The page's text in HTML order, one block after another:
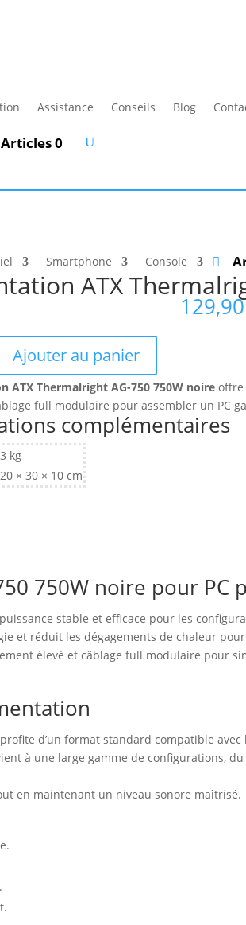
Assistance Conseils Blog
Articles 0
Smartphone Console
ATX
Ajouter au panier
ATX Thermalright AG-750 750W noire offre
full modulaire pour assembler un PC
complémentaires
3 kg
20 × 30 × 10 cm
750W noire pour PC
stable et efficace pour les
et réduit les dégagements de chaleur
élevé et câblage full modulaire pour
d’un format standard compatible
à une large gamme de configurations,
en maintenant un niveau sonore maîtrisé.